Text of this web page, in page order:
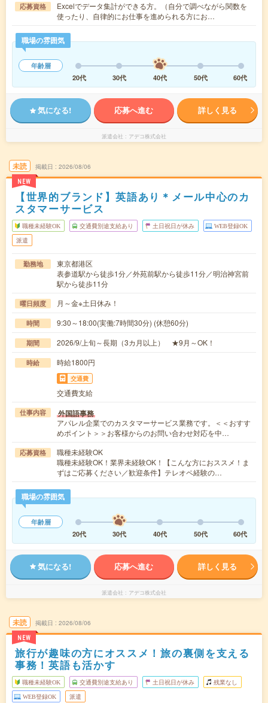
応募資格
Excelでデータ集計ができる方。（自分で調べながら関数を
使ったり、自律的にお仕事を進められる方にお…
職場の雰囲気
年齢層
20代
30代 40代 50代 60代
気になる! 応募へ進む 詳しく見る
派遣会社 アデコ株式会社
未読
NEW
掲載日 2026/08/06
【世界的ブランド】英語あり＊メール中心のカ
スタマーサービス
職種未経験OK 交通費別途支給あり 土日祝日が休み WEB登録OK
派遣
勤務地
東京都港区
表参道駅から徒歩1分／外苑前駅から徒歩11分／明治神宮前
駅から徒歩11分
曜日頻度 月～金※土日休み！
時間 9:30～18:00(実働:7時間30分) (休憩60分)
期間 2026/9/上旬～長期（3カ月以上） ★9月～OK！
時給 時給1800円
交通費
交通費支給
仕事内容 外国語事務
アパレル企業でのカスタマーサービス業務です。＜＜おすす
めポイント＞＞お客様からのお問い合わせ対応を中…
応募資格
職種未経験OK
職種未経験OK！業界未経験OK！【こんな方におススメ！ま
ずはご応募ください／歓迎条件】テレオペ経験の…
職場の雰囲気
年齢層
20代
30代 40代 50代 60代
気になる! 応募へ進む 詳しく見る
派遣会社 アデコ株式会社
未読
NEW
掲載日 2026/08/06
旅行が趣味の方にオススメ！旅の裏側を支える
事務！英語も活かす
職種未経験OK 交通費別途支給あり 土日祝日が休み 残業なし
WEB登録OK 派遣